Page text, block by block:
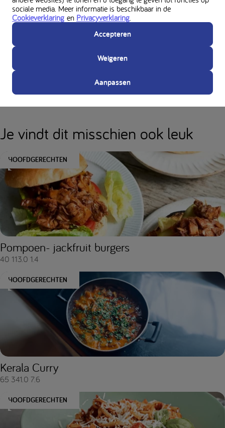
Gebruikt in dit recept
Voedingswaarden
Je vindt dit misschien ook leuk
HOOFDGERECHTEN
Pompoen- jackfruit burgers
40 113.0 1.4
HOOFDGERECHTEN
Kerala Curry
65 341.0 7.6
HOOFDGERECHTEN
sociale media. Meer informatie is beschikbaar in de
Cookieverklaring en Privacyverklaring
Accepteren
Weigeren
Aanpassen